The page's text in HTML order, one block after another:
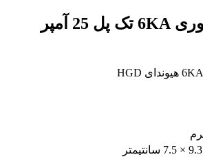
ابعاد کلید مینیاتوری 6KA تک پل 25 آمپر